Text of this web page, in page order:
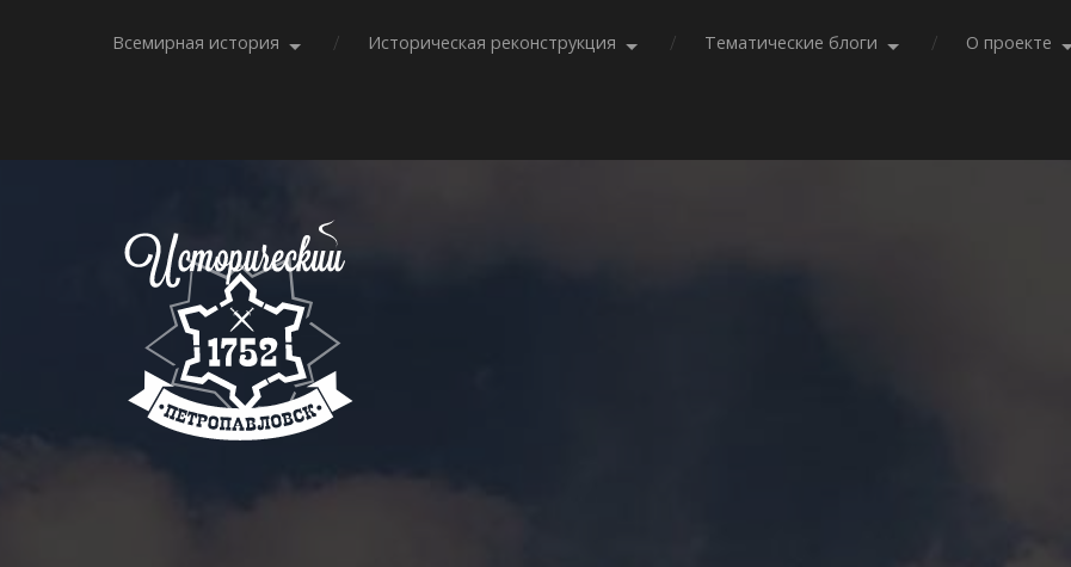
Всемирная история Историческая реконструкция Тематические блоги О проекте